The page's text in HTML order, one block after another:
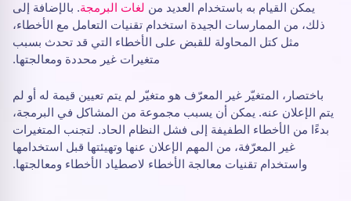
يمكن القيام به باستخدام العديد من لغات البرمجة. بالإضافة إلى
ذلك، من الممارسات الجيدة استخدام تقنيات التعامل مع الأخطاء،
مثل كتل المحاولة للقبض على الأخطاء التي قد تحدث بسبب
متغيرات غير محددة ومعالجتها.
باختصار، المتغيّر غير المعرّف هو متغيّر لم يتم تعيين قيمة له أو لم
يتم الإعلان عنه. يمكن أن يسبب مجموعة من المشاكل في البرمجة،
بدءًا من الأخطاء الطفيفة إلى فشل النظام الحاد. لتجنب المتغيرات
غير المعرّفة، من المهم الإعلان عنها وتهيئتها قبل استخدامها
واستخدام تقنيات معالجة الأخطاء لاصطياد الأخطاء ومعالجتها.